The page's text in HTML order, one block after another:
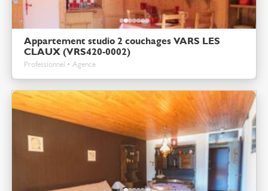
Appartement studio 2 couchages VARS LES
CLAUX (VRS420-0002)
Professionnel • Agence